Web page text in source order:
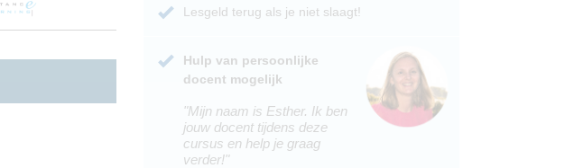
Lesgeld terug als je niet slaagt!
Hulp van persoonlijke
docent mogelijk
"Mijn naam is Esther. Ik ben
jouw docent tijdens deze
cursus en help je graag
verder!"